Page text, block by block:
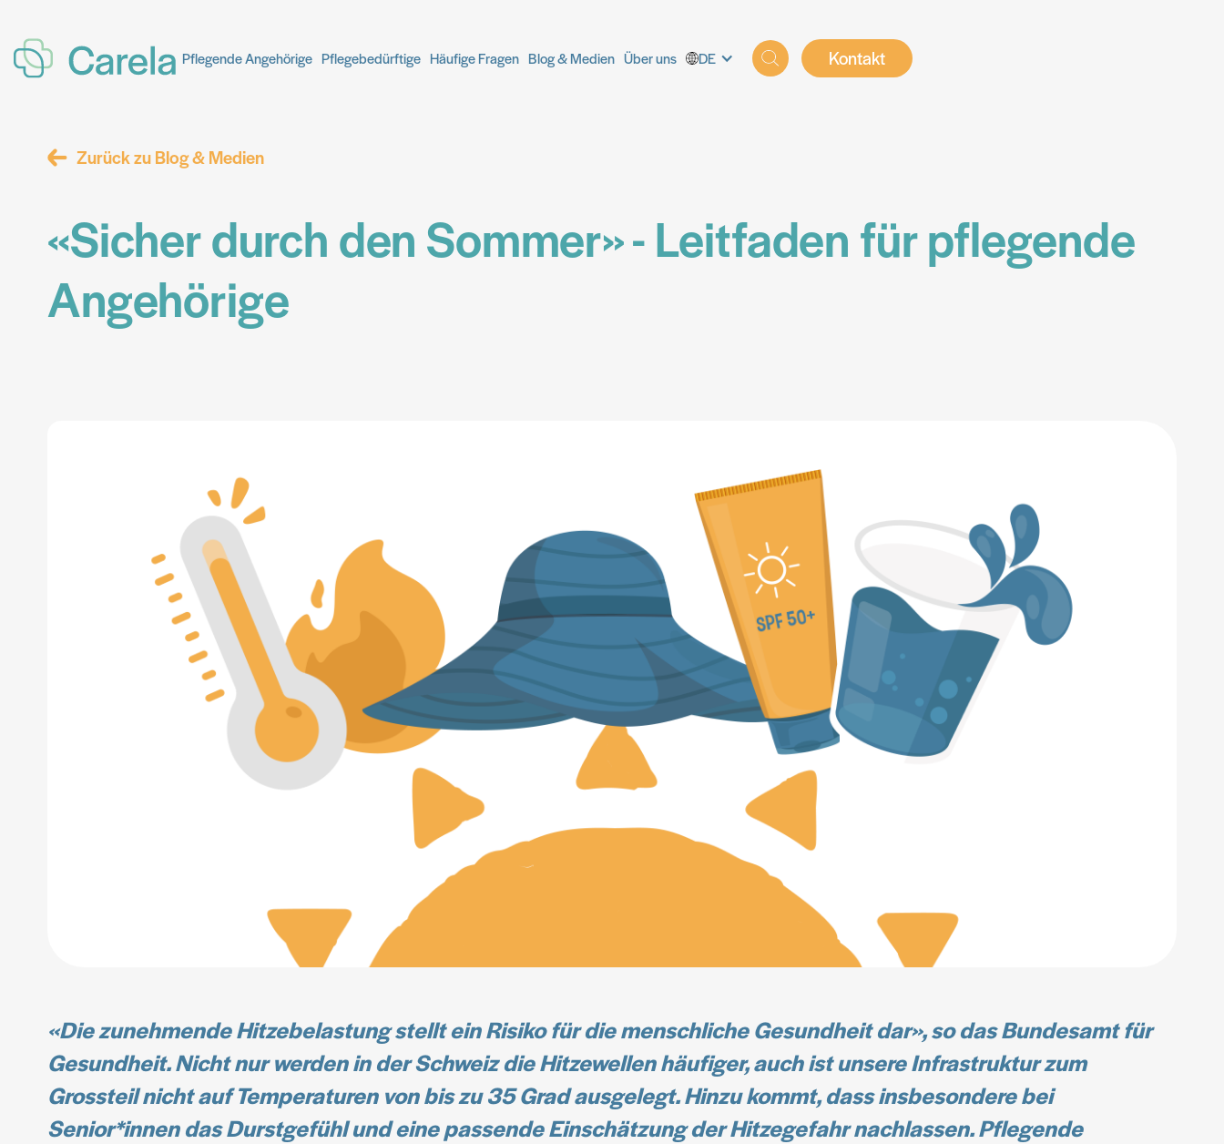
Pflegende Angehörige Pflegebedürftige Häufige Fragen Blog & Medien Über uns DE Kontakt
Pflegende Angehörige Pflegebedürftige Häufige Fragen Blog & Medien Über uns DE Kontakt
Zurück zu Blog & Medien
«Sicher durch den Sommer» - Leitfaden für pflegende
Angehörige
«Die zunehmende Hitzebelastung stellt ein Risiko für die menschliche Gesundheit dar», so das Bundesamt für
Gesundheit. Nicht nur werden in der Schweiz die Hitzewellen häufiger, auch ist unsere Infrastruktur zum
Grossteil nicht auf Temperaturen von bis zu 35 Grad ausgelegt. Hinzu kommt, dass insbesondere bei
Senior*innen das Durstgefühl und eine passende Einschätzung der Hitzegefahr nachlassen. Pflegende